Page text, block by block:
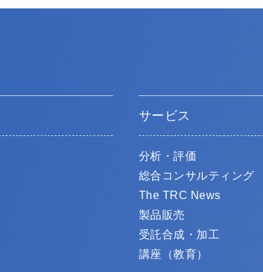
サービス
分析・評価
総合コンサルティング
The TRC News
製品販売
受託合成・加工
講座（教育）